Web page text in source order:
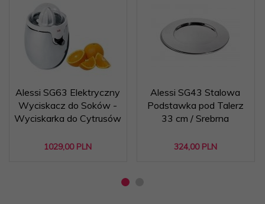
Alessi SG63 Elektryczny
Wyciskacz do Soków -
Wyciskarka do Cytrusów
1029,00 PLN
Alessi SG43 Stalowa
Podstawka pod Talerz
33 cm / Srebrna
324,00 PLN